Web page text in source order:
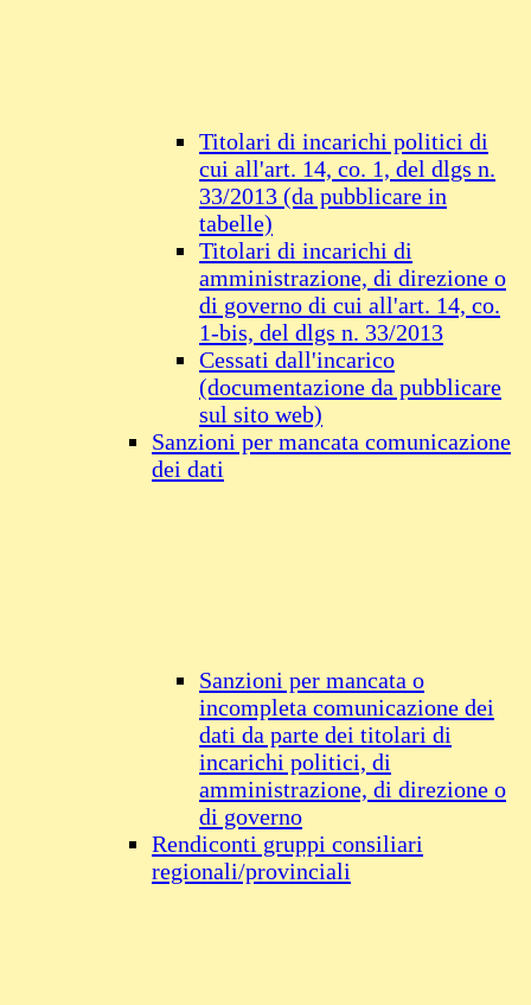
Titolari di incarichi politici di
cui all'art. 14, co. 1, del dlgs n.
33/2013 (da pubblicare in
tabelle)
Titolari di incarichi di
amministrazione, di direzione o
di governo di cui all'art. 14, co.
1-bis, del dlgs n. 33/2013
Cessati dall'incarico
(documentazione da pubblicare
sul sito web)
Sanzioni per mancata comunicazione
dei dati
Sanzioni per mancata o
incompleta comunicazione dei
dati da parte dei titolari di
incarichi politici, di
amministrazione, di direzione o
di governo
Rendiconti gruppi consiliari
regionali/provinciali